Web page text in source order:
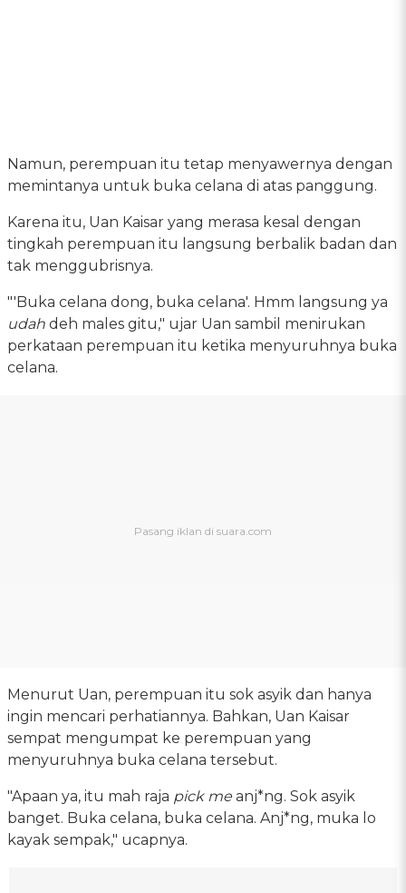
Namun, perempuan itu tetap menyawernya dengan
memintanya untuk buka celana di atas panggung.
Karena itu, Uan Kaisar yang merasa kesal dengan
tingkah perempuan itu langsung berbalik badan dan
tak menggubrisnya.
"'Buka celana dong, buka celana'. Hmm langsung ya
udah deh males gitu," ujar Uan sambil menirukan
perkataan perempuan itu ketika menyuruhnya buka
celana.
Menurut Uan, perempuan itu sok asyik dan hanya
ingin mencari perhatiannya. Bahkan, Uan Kaisar
sempat mengumpat ke perempuan yang
menyuruhnya buka celana tersebut.
"Apaan ya, itu mah raja pick me anj*ng. Sok asyik
banget. Buka celana, buka celana. Anj*ng, muka lo
kayak sempak," ucapnya.